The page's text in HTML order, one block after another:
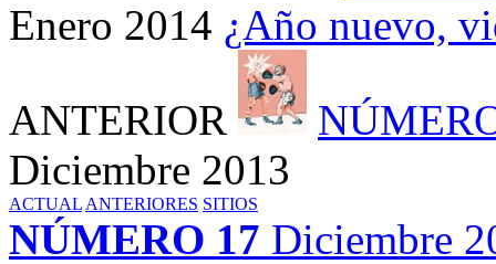
Enero 2014 ¿Año nuevo,
ANTERIOR
Diciembre 2013
ACTUAL ANTERIORES SITIOS
NÚMERO 17 Diciembre